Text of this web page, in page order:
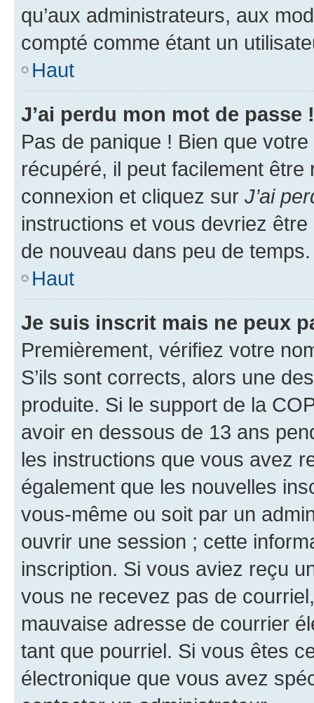
qu’aux administrateurs, aux
compté comme étant un
Haut
J’ai perdu mon mot de passe !
Pas de panique ! Bien que
récupéré, il peut facilement
connexion et cliquez sur J’ai
instructions et vous devriez
de nouveau dans peu de temps.
Haut
Je suis inscrit mais ne peux
Premièrement, vérifiez votre
S’ils sont corrects, alors une
produite. Si le support de la
avoir en dessous de 13 ans
les instructions que vous avez
également que les nouvelles
vous-même ou soit par un
ouvrir une session ; cette
inscription. Si vous aviez reçu
vous ne recevez pas de
mauvaise adresse de courrier
tant que pourriel. Si vous êtes
électronique que vous avez